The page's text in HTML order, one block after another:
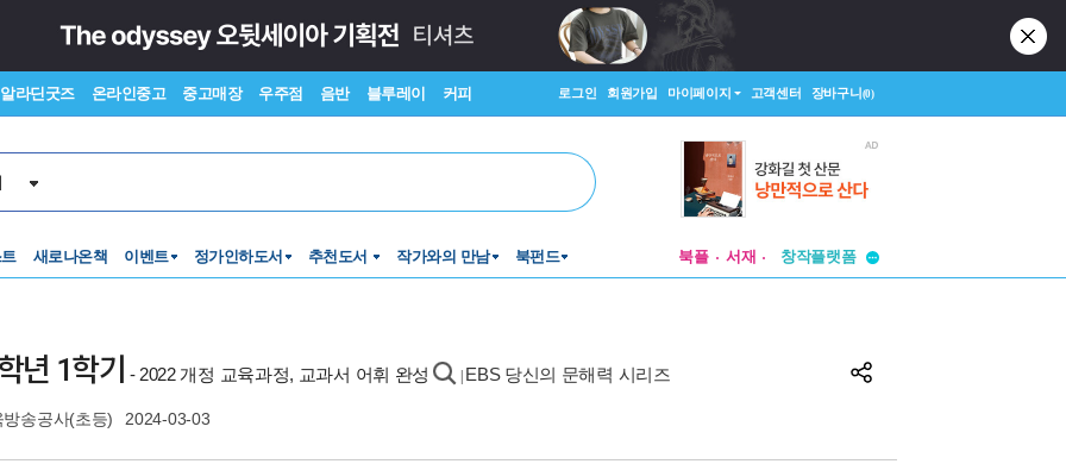
알라딘굿즈 온라인중고 중고매장 우주점 음반 블루레이 커피 로그인 회원가입 마이페이지 고객센터 장바구니(0)
새로나온책 이벤트 정가인하도서 추천도서 작가와의 만남 북펀드 북플 서재
투비컨티뉴드
년 1학기 - 2022 개정 교육과정, 교과서 어휘 완성 EBS 당신의 문해력 시리즈
송공사(초등) 2024-03-03